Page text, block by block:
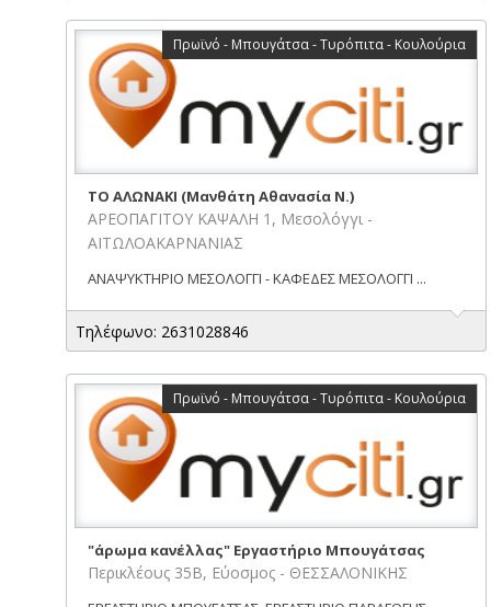
Πρωϊνό - Μπουγάτσα - Τυρόπιτα - Κουλούρια
ΤΟ ΑΛΩΝΑΚΙ (Μανθάτη Αθανασία Ν.)
ΑΡΕΟΠΑΓΙΤΟΥ ΚΑΨΑΛΗ 1, Μεσολόγγι -
ΑΙΤΩΛΟΑΚΑΡΝΑΝΙΑΣ
ΑΝΑΨΥΚΤΗΡΙΟ ΜΕΣΟΛΟΓΓΙ - ΚΑΦΕΔΕΣ ΜΕΣΟΛΟΓΓΙ ...
Τηλέφωνο: 2631028846
Πρωϊνό - Μπουγάτσα - Τυρόπιτα - Κουλούρια
"άρωμα κανέλλας" Εργαστήριο Μπουγάτσας
Περικλέους 35Β, Εύοσμος - ΘΕΣΣΑΛΟΝΙΚΗΣ